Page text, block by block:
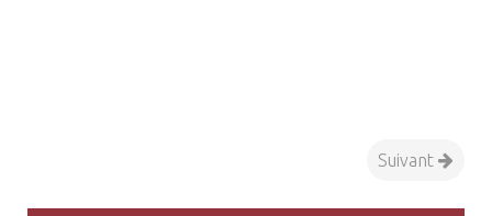
Suivant